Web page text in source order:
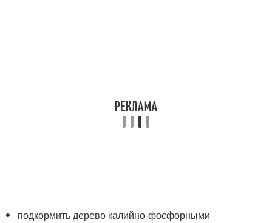
подкормить дерево калийно-фосфорными